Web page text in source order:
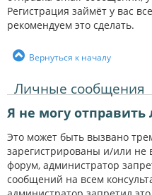
Регистрация займёт у вас
рекомендуем это сделать.
Вернуться к началу
Личные сообщения
Я не могу
Это может быть вызвано
зарегистрированы и/или не
форум, администратор
сообщений на всем